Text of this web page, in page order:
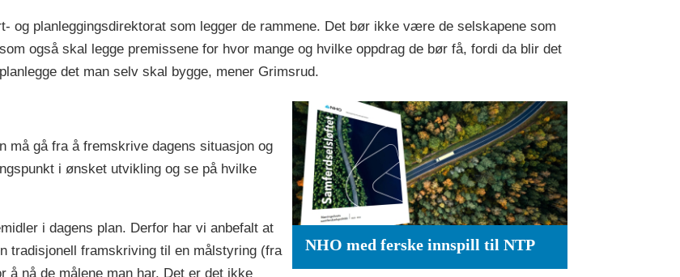
og planleggingsdirektorat som legger de rammene. Det bør ikke være de selskapene som
også skal legge premissene for hvor mange og hvilke oppdrag de bør få, fordi da blir det
det man selv skal bygge, mener Grimsrud.
NHO med ferske innspill til NTP
må gå fra å fremskrive dagens situasjon og
i ønsket utvikling og se på hvilke
i dagens plan. Derfor har vi anbefalt at
tradisjonell framskriving til en målstyring (fra
å nå de målene man har. Det er det ikke